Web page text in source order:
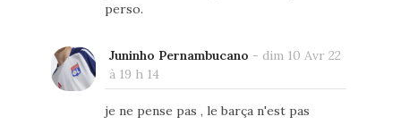
perso.
Juninho Pernambucano - dim 10 Avr 22
à 19 h 14
je ne pense pas , le barça n'est pas